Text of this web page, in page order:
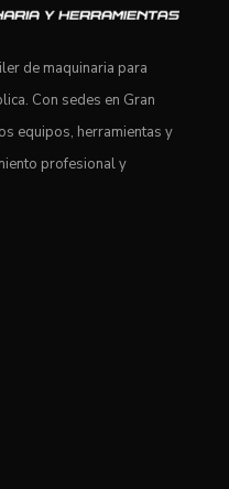
de maquinaria para
Con sedes en Gran
equipos, herramientas y
profesional y